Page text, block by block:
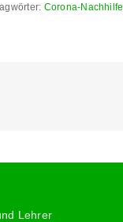
Corona-Nachhilfe
Lehrer